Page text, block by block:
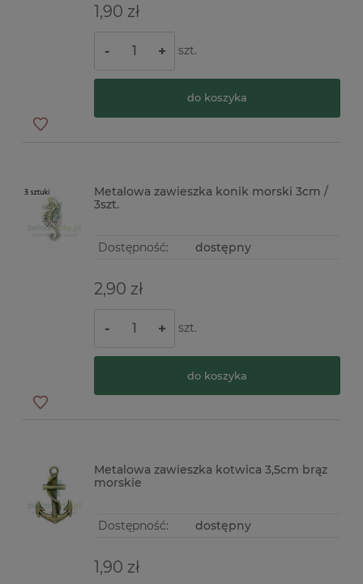
1,90 zł
- + szt.
do koszyka
Metalowa zawieszka konik morski 3cm /
3szt.
Dostępność: dostępny
2,90 zł
- + szt.
do koszyka
Metalowa zawieszka kotwica 3,5cm brąz
morskie
Dostępność: dostępny
1,90 zł